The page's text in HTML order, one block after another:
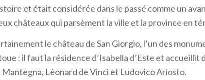
et était considérée dans le passé comme un
châteaux qui parsèment la ville et la province en
le château de San Giorgio, l’un des
: il faut la résidence d’Isabella d’Este et accueillit
Léonard de Vinci et Ludovico Ariosto.